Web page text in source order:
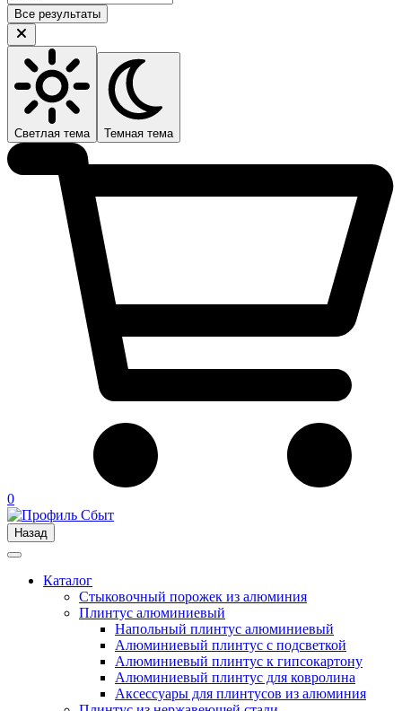
Все результаты
Светлая тема Темная тема
0
Назад
Каталог
Стыковочный порожек из алюминия
Плинтус алюминиевый
Напольный плинтус алюминиевый
Алюминиевый плинтус с подсветкой
Алюминиевый плинтус к гипсокартону
Алюминиевый плинтус для ковролина
Аксессуары для плинтусов из алюминия